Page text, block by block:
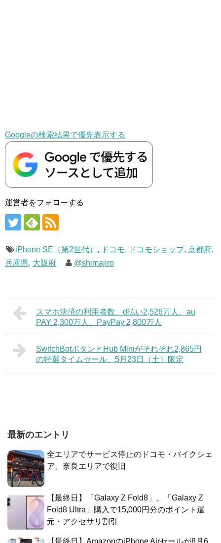
Googleの検索結果で優先表示する
運営者をフォローする
iPhone SE（第2世代） , ドコモ, ドコモショップ, 京都府,
兵庫県, 大阪府 @shimajiro
スマホ決済の利用者数、d払い2,526万人、au
PAY 2,300万人、PayPay 2,800万人
SwitchBotボタンとHub Miniがそれぞれ2,865円
の特選タイムセール、5月23日（土）限定
最新のエントリ
全エリアでサービス停止のドコモ・バイクシェ
ア、奈良エリアで復旧
【最終日】「Galaxy Z Fold8」、「Galaxy Z
Fold8 Ultra」購入で15,000円分のポイント還
元・アクセサリ割引
【最終日】AmazonのiPhone Airセールが8月6